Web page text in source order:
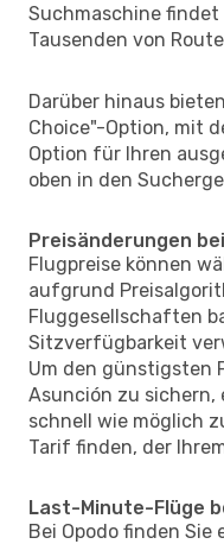
Suchmaschine
Tausenden von
Darüber hinaus
Choice"-Option, mit
Option für Ihren
oben in den
Preisänderungen
Flugpreise können
aufgrund
Fluggesellschaften
Sitzverfügbarkeit
Um den günstigsten
Asunción zu sichern,
schnell wie möglich
Tarif finden, der
Last-Minute-Flüge
Bei Opodo finden